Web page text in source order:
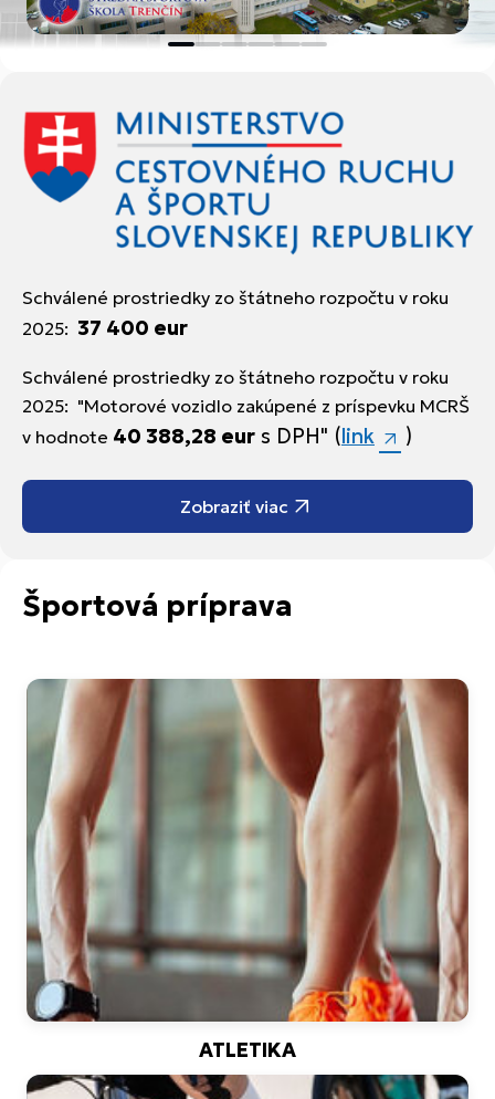
Schválené prostriedky zo štátneho rozpočtu v roku
2025: 37 400 eur
Schválené prostriedky zo štátneho rozpočtu v roku
2025: "Motorové vozidlo zakúpené z príspevku MCRŠ
v hodnote 40 388,28 eur s DPH" (link )
Zobraziť viac
Športová príprava
ATLETIKA